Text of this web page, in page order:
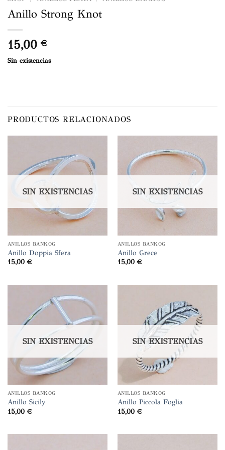
Anillo Strong Knot
15,00 €
Sin existencias
PRODUCTOS RELACIONADOS
SIN EXISTENCIAS
ANILLOS BANKOG
Anillo Doppia Sfera
15,00 €
SIN EXISTENCIAS
ANILLOS BANKOG
Anillo Grece
15,00 €
SIN EXISTENCIAS
ANILLOS BANKOG
Anillo Sicily
15,00 €
SIN EXISTENCIAS
ANILLOS BANKOG
Anillo Piccola Foglia
15,00 €